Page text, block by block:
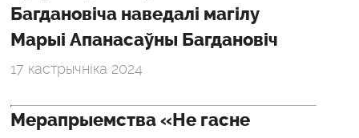
Багдановіча наведалі магілу
Марыі Апанасаўны Багдановіч
17 кастрычніка 2024
Мерапрыемства «Не гасне